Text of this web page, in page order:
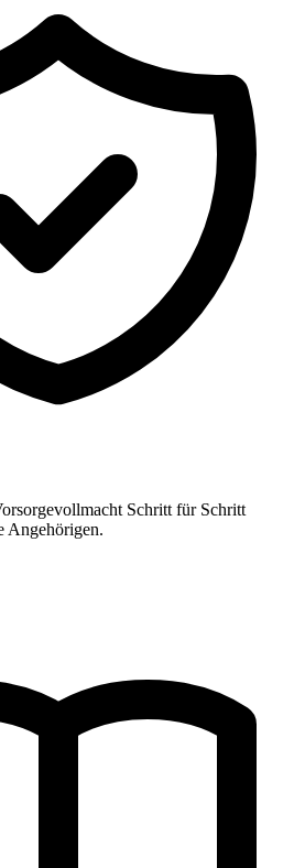
Schritt für Schritt
Angehörigen.